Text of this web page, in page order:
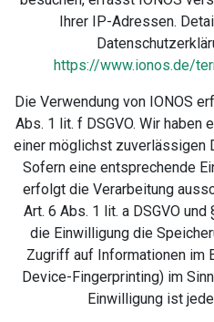
Ihrer IP-Adressen.
https://www.ionos.de/
Die Verwendung von IONOS
Abs. 1 lit. f DSGVO. Wir
einer möglichst zuverlässigen
Sofern eine entsprechende
erfolgt die Verarbeitung
Art. 6 Abs. 1 lit. a DSGVO
die Einwilligung die
Zugriff auf Informationen im
Device-Fingerprinting) im
Einwilligung ist